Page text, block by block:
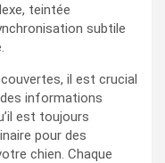
teintée
subtile
il est crucial
informations
est toujours
pour des
chien. Chaque